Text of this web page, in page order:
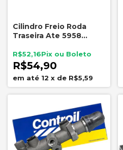
Cilindro Freio Roda
Traseira Ate 5958
Sem ABS
R$54,90
R$52,16
12 x de R$5,59